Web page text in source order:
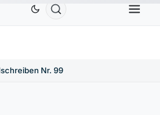
Tether USDT0,9991 $ BNBBNB
Nr. 99